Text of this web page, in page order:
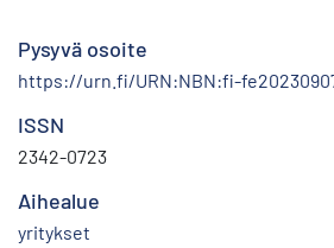
Pysyvä osoite
https://urn.fi/URN:NBN:fi-
ISSN
2342-0723
Aihealue
yritykset